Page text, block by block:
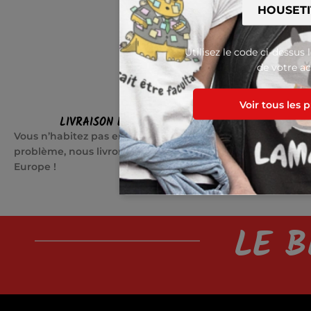
LIVRAISON EN EUROPE
Vous n’habitez pas en France ? Pas de
problème, nous livrons partout en
Europe !
Quelque
jours pour
LE
Utilisez le code ci-dessus
de votre
Voir tous les